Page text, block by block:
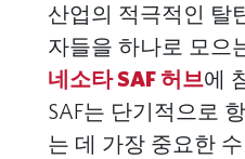
산업의 적극적인 탈
자들을 하나로 모으
네소타 SAF 허브에
SAF는 단기적으로
는 데 가장 중요한